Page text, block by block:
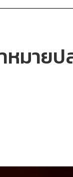
หมาย